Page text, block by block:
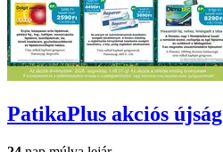
PatikaPlus akciós újság